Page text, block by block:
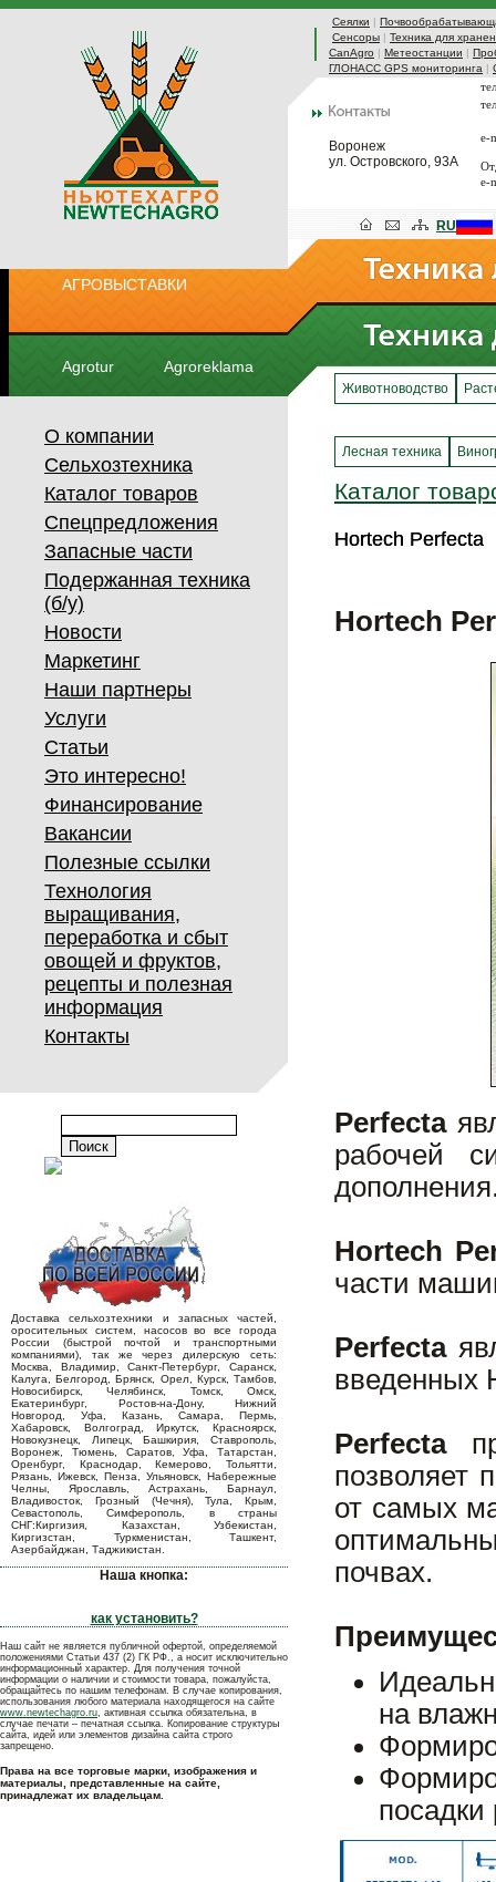
Сеялки |
Сенсоры | Техника для
CanAgro | Метеостанции |
ГЛОНАСС GPS мониторинга |
Воронеж
ул. Островского, 93А
e-
e-
АГРОВЫСТАВКИ
Agrotur Agroreklama
RU
О компании
Сельхозтехника
Каталог товаров
Спецпредложения
Запасные части
Подержанная техника
(б/у)
Новости
Маркетинг
Наши партнеры
Услуги
Статьи
Это интересно!
Финансирование
Вакансии
Полезные ссылки
Технология
выращивания,
переработка и сбыт
овощей и фруктов,
рецепты и полезная
информация
Контакты
Доставка сельхозтехники и запасных частей,
оросительных систем, насосов во все города
России (быстрой почтой и транспортными
компаниями), так же через дилерскую сеть:
Москва, Владимир, Санкт-Петербург, Саранск,
Калуга, Белгород, Брянск, Орел, Курск, Тамбов,
Новосибирск, Челябинск, Томск, Омск,
Екатеринбург, Ростов-на-Дону, Нижний
Новгород, Уфа, Казань, Самара, Пермь,
Хабаровск, Волгоград, Иркутск, Красноярск,
Новокузнецк, Липецк, Башкирия, Ставрополь,
Воронеж, Тюмень, Саратов, Уфа, Татарстан,
Оренбург, Краснодар, Кемерово, Тольятти,
Рязань, Ижевск, Пенза, Ульяновск, Набережные
Челны, Ярославль, Астрахань, Барнаул,
Владивосток, Грозный (Чечня), Тула, Крым,
Севастополь, Симферополь, в страны
СНГ:Киргизия, Казахстан, Узбекистан,
Киргизстан, Туркменистан, Ташкент,
Азербайджан, Таджикистан.
Наша кнопка:
как установить?
Наш сайт не является публичной офертой, определяемой
положениями Статьи 437 (2) ГК РФ., а носит исключительно
информационный характер. Для получения точной
информации о наличии и стоимости товара, пожалуйста,
обращайтесь по нашим телефонам. В случае копирования,
использования любого материала находящегося на сайте
www.newtechagro.ru, активная ссылка обязательна, в
случае печати – печатная ссылка. Копирование структуры
сайта, идей или элементов дизайна сайта строго
запрещено.
Права на все торговые марки, изображения и
материалы, представленные на сайте,
принадлежат их владельцам.
Животноводство
Лесная техника
Каталог
Hortech Perfecta
Hortech Perfecta
Hortech
Perfecta
рабочей
Hortech
части
Perfecta
введенных
Perfecta
позволяет
от самых
почвах.
на
посадки